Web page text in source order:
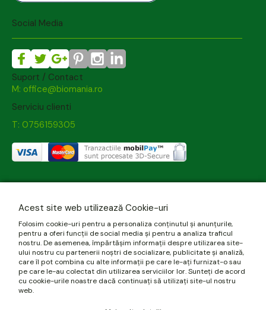
Social Media
Suport / Contact
M: office@biomania.ro
Serviciu clienti
T: 0756159305
Acest site web utilizează Cookie-uri
Folosim cookie-uri pentru a personaliza conținutul și anunțurile,
pentru a oferi funcții de social media și pentru a analiza traficul
nostru. De asemenea, împărtășim informații despre utilizarea site-
ului nostru cu partenerii noștri de socializare, publicitate și analiză,
care îl pot combina cu alte informații pe care le-ați furnizat-o sau
pe care le-au colectat din utilizarea serviciilor lor. Sunteți de acord
cu cookie-urile noastre dacă continuați să utilizați site-ul nostru
web.